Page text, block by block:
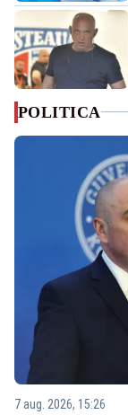
POLITICA
7 aug. 2026, 15:26